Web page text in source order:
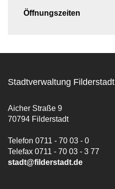
Öffnungszeiten
Stadtverwaltung Filderstadt
Aicher Straße 9
70794 Filderstadt
Telefon 0711 - 70 03 - 0
Telefax 0711 - 70 03 - 3 77
stadt@filderstadt.de